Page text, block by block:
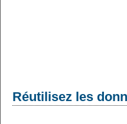
Réutilisez les